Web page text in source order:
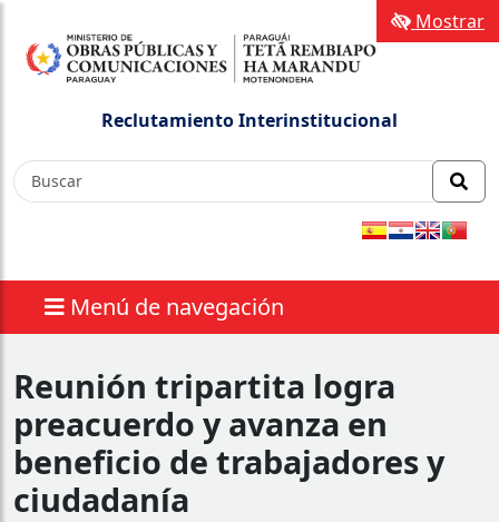
Reclutamiento Interinstitucional
Menú de navegación
Mostrar
Reunión tripartita logra
preacuerdo y avanza en
beneficio de trabajadores y
ciudadanía